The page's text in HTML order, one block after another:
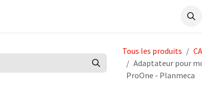
Tous les produits
Adaptateur pour
ProOne - Planmeca